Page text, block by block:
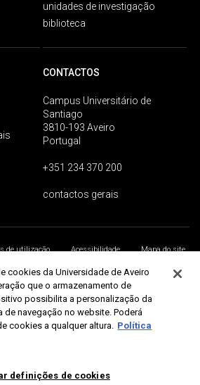
unidades de investigação
biblioteca
CONTACTOS
Campus Universitário de
Santiago
3810-193 Aveiro
Portugal
+351 234 370 200
contactos gerais
de utilização Acessibilidade
Mapa do site
cookies da Universidade de Aveiro
que o armazenamento de
possibilita a personalização da
de navegação no website. Poderá
cookies a qualquer altura. Política
definições de cookies